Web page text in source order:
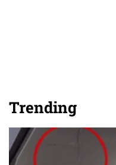
Trending